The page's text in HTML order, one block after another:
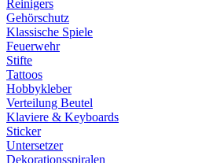
Reinigers
Gehörschutz
Klassische Spiele
Feuerwehr
Stifte
Tattoos
Hobbykleber
Verteilung Beutel
Klaviere & Keyboards
Sticker
Untersetzer
Dekorationsspiralen